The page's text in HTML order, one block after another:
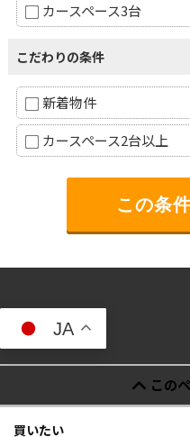
カースペース3台
こだわりの条件
新着物件
カースペース2台以上
JA
この
買いたい